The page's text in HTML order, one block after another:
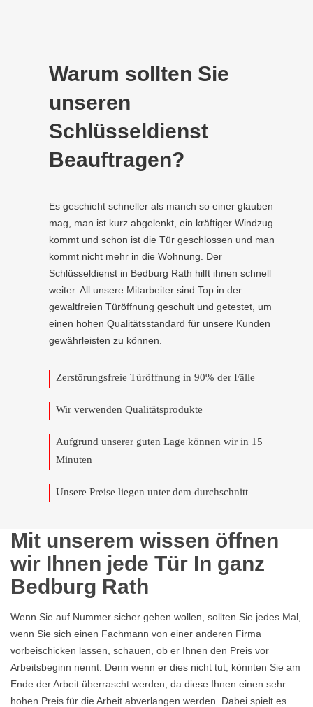
Warum sollten Sie
unseren
Schlüsseldienst
Beauftragen?
Es geschieht schneller als manch so einer glauben
mag, man ist kurz abgelenkt, ein kräftiger Windzug
kommt und schon ist die Tür geschlossen und man
kommt nicht mehr in die Wohnung. Der
Schlüsseldienst in Bedburg Rath hilft ihnen schnell
weiter. All unsere Mitarbeiter sind Top in der
gewaltfreien Türöffnung geschult und getestet, um
einen hohen Qualitätsstandard für unsere Kunden
gewährleisten zu können.
Zerstörungsfreie Türöffnung in 90% der Fälle
Wir verwenden Qualitätsprodukte
Aufgrund unserer guten Lage können wir in 15
Minuten
Unsere Preise liegen unter dem durchschnitt
Mit unserem wissen öffnen
wir Ihnen jede Tür In ganz
Bedburg Rath
Wenn Sie auf Nummer sicher gehen wollen, sollten Sie jedes Mal,
wenn Sie sich einen Fachmann von einer anderen Firma
vorbeischicken lassen, schauen, ob er Ihnen den Preis vor
Arbeitsbeginn nennt. Denn wenn er dies nicht tut, könnten Sie am
Ende der Arbeit überrascht werden, da diese Ihnen einen sehr
hohen Preis für die Arbeit abverlangen werden. Dabei spielt es